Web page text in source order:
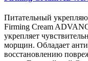
Питательный
Firming Cream
укрепляет
морщин. Обладает
восстановлению